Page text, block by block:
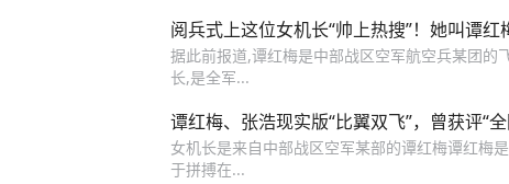
阅兵式上这位女机长“帅上热搜”！她叫谭
据此前报道,谭红梅是中部战区空军航空兵某团
长,是全军...
谭红梅、张浩现实版“比翼双飞”，曾获评“全
女机长是来自中部战区空军某部的谭红梅谭红梅
于拼搏在...